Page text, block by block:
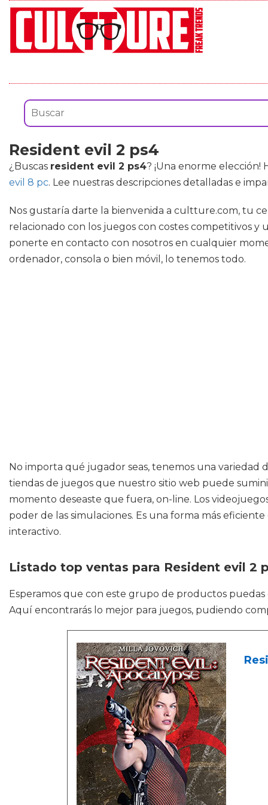
Resident evil 2 ps4
¿Buscas resident evil 2 ps4? ¡Una enorme
evil 8 pc. Lee nuestras descripciones detalladas e
Nos gustaría darte la bienvenida a cultture.com, tu
relacionado con los juegos con costes competitivos
ponerte en contacto con nosotros en cualquier
ordenador, consola o bien móvil, lo tenemos todo.
No importa qué jugador seas, tenemos una variedad
tiendas de juegos que nuestro sitio web puede
momento deseaste que fuera, on-line. Los
poder de las simulaciones. Es una forma más
interactivo.
Listado top ventas para Resident evil 2
Esperamos que con este grupo de productos
Aquí encontrarás lo mejor para juegos, pudiendo